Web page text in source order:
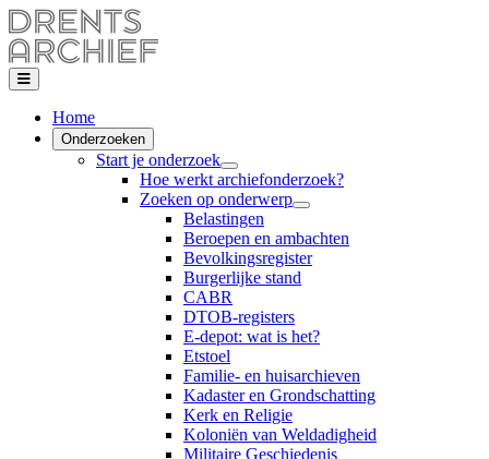
Home
Onderzoeken
Start je onderzoek
Hoe werkt archiefonderzoek?
Zoeken op onderwerp
Belastingen
Beroepen en ambachten
Bevolkingsregister
Burgerlijke stand
CABR
DTOB-registers
E-depot: wat is het?
Etstoel
Familie- en huisarchieven
Kadaster en Grondschatting
Kerk en Religie
Koloniën van Weldadigheid
Militaire Geschiedenis